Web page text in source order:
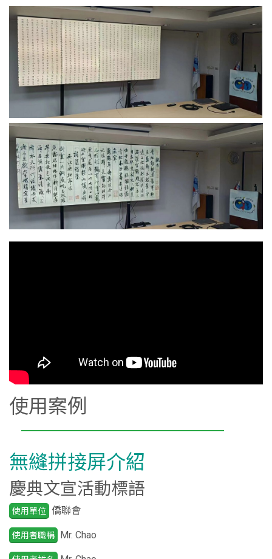
使用案例
無縫拼接屏介紹
慶典文宣活動標語
使用單位 僑聯會
使用者職稱 Mr. Chao